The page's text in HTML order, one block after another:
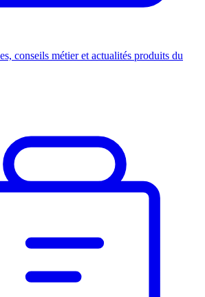
conseils métier et actualités produits du